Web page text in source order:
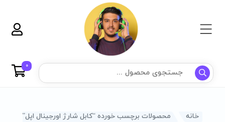
0
خانه محصولات برچسب خورده “کابل شارژ اورجینال اپل”